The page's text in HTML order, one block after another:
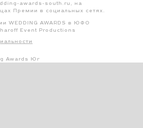
awards-south.ru, на
Премии в социальных сетях.
WEDDING AWARDS в ЮФО
Event Productions
Awards Юг